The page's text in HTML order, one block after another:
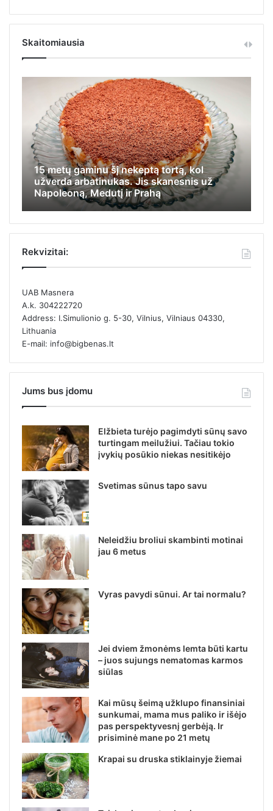
Skaitomiausia
15 metų gaminu šį nekeptą tortą, kol
užverda arbatinukas. Jis skanesnis už
Napoleoną, Medutį ir Prahą
Rekvizitai:
UAB Masnera
A.k. 304222720
Address: I.Simulionio g. 5-30, Vilnius, Vilniaus 04330,
Lithuania
E-mail: info@bigbenas.lt
Jums bus įdomu
Elžbieta turėjo pagimdyti sūnų savo
turtingam meilužiui. Tačiau tokio
įvykių posūkio niekas nesitikėjo
Svetimas sūnus tapo savu
Neleidžiu broliui skambinti motinai
jau 6 metus
Vyras pavydi sūnui. Ar tai normalu?
Jei dviem žmonėms lemta būti kartu
– juos sujungs nematomas karmos
siūlas
Kai mūsų šeimą užklupo finansiniai
sunkumai, mama mus paliko ir išėjo
pas perspektyvesnį gerbėją. Ir
prisiminė mane po 21 metų
Krapai su druska stiklainyje žiemai